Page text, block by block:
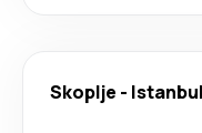
Skoplje - Istanbul